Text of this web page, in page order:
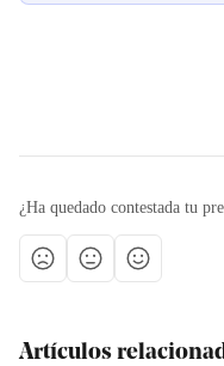
¿Ha quedado contestada tu
Artículos